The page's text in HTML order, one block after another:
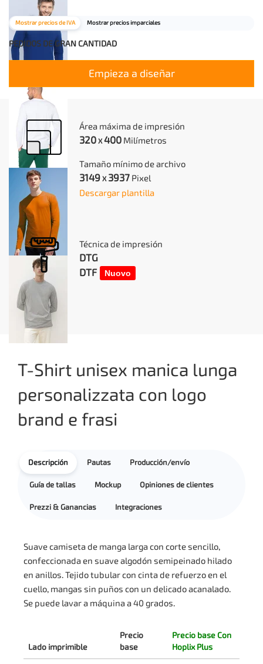
Mostrar precios de IVA Mostrar precios imparciales
PEDIDOS DE GRAN CANTIDAD
Empieza a diseñar
Área máxima de impresión
320 X 400Milímetros
Tamaño mínimo de archivo
3149 X 3937Pixel
Descargar plantilla
Técnica de impresión
DTG
DTF
Nuovo
T-Shirt unisex manica lunga
personalizzata con logo
brand e frasi
Descripción Pautas Producción/envío
Guía de tallas Mockup Opiniones de clientes
Prezzi & Ganancias Integraciones
Suave camiseta de manga larga con corte sencillo,
confeccionada en suave algodón semipeinado hilado
en anillos. Tejido tubular con cinta de refuerzo en el
cuello, mangas sin puños con un delicado acanalado.
Se puede lavar a máquina a 40 grados.
Lado imprimible
Precio
base
Precio base Con
Hoplix Plus